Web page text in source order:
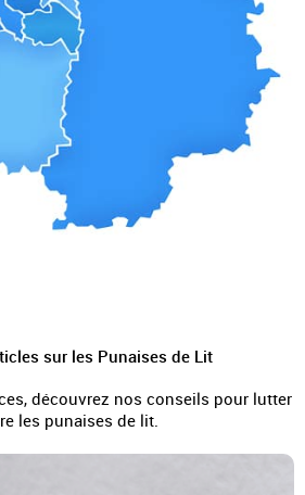
sur les Punaises de Lit
découvrez nos conseils pour lutter
les punaises de lit.